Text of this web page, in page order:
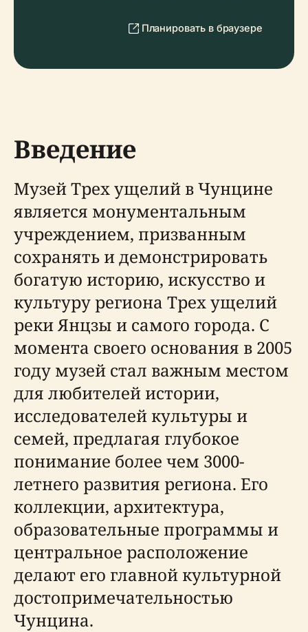
Планировать в браузере
Введение
Музей Трех ущелий в Чунцине
является монументальным
учреждением, призванным
сохранять и демонстрировать
богатую историю, искусство и
культуру региона Трех ущелий
реки Янцзы и самого города. С
момента своего основания в 2005
году музей стал важным местом
для любителей истории,
исследователей культуры и
семей, предлагая глубокое
понимание более чем 3000-
летнего развития региона. Его
коллекции, архитектура,
образовательные программы и
центральное расположение
делают его главной культурной
достопримечательностью
Чунцина.